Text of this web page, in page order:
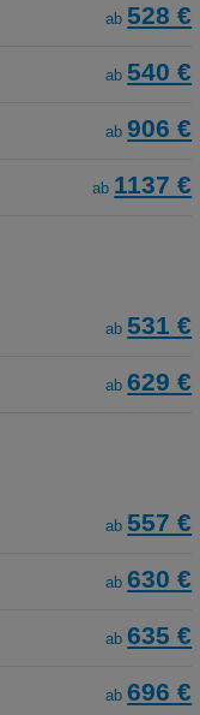
ab 528 €
ab 540 €
ab 906 €
ab 1137 €
ab 531 €
ab 629 €
ab 557 €
ab 630 €
ab 635 €
ab 696 €